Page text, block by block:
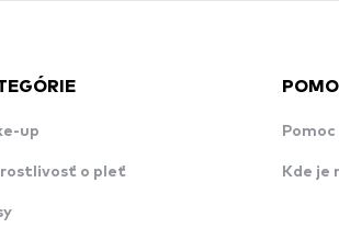
up
o pleť Kde je